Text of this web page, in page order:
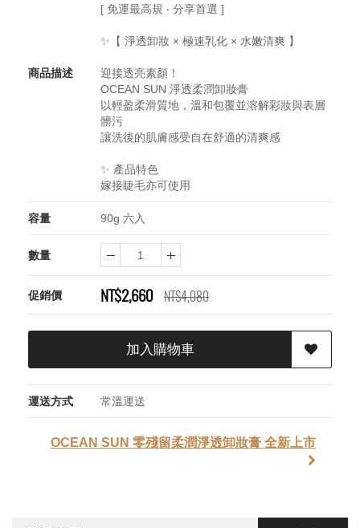
商品描述
[ 免運最高規 ‧ 分享首選 ]
✨【 淨透卸妝 × 極速乳化 × 水嫩清爽 】
迎接透亮素顏！
OCEAN SUN 淨透柔潤卸妝膏
以輕盈柔滑質地，溫和包覆並溶解彩妝與表層
髒污
讓洗後的肌膚感受自在舒適的清爽感
✨ 產品特色
嫁接睫毛亦可使用
容量 90g 六入
數量
促銷價 NT$2,660 NT$4,080
加入購物車
運送方式 常溫運送
OCEAN SUN 零殘留柔潤淨透卸妝膏 全新上市